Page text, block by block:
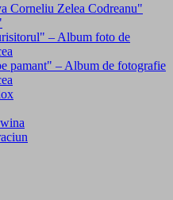
Corneliu Zelea Codreanu"
– Album foto de
pamant" – Album de fotografie